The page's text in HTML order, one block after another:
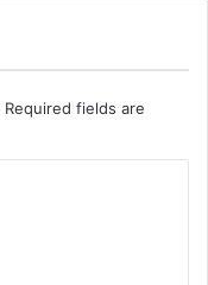
Required fields are